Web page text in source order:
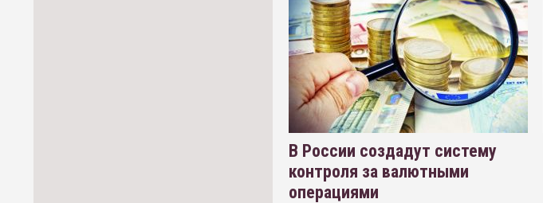
В России создадут систему
контроля за валютными
операциями